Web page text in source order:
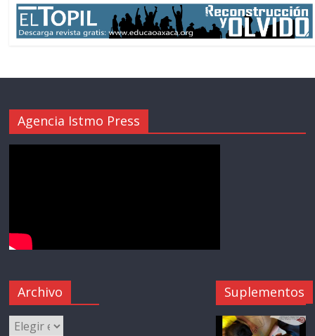
Agencia Istmo Press
Archivo Suplementos